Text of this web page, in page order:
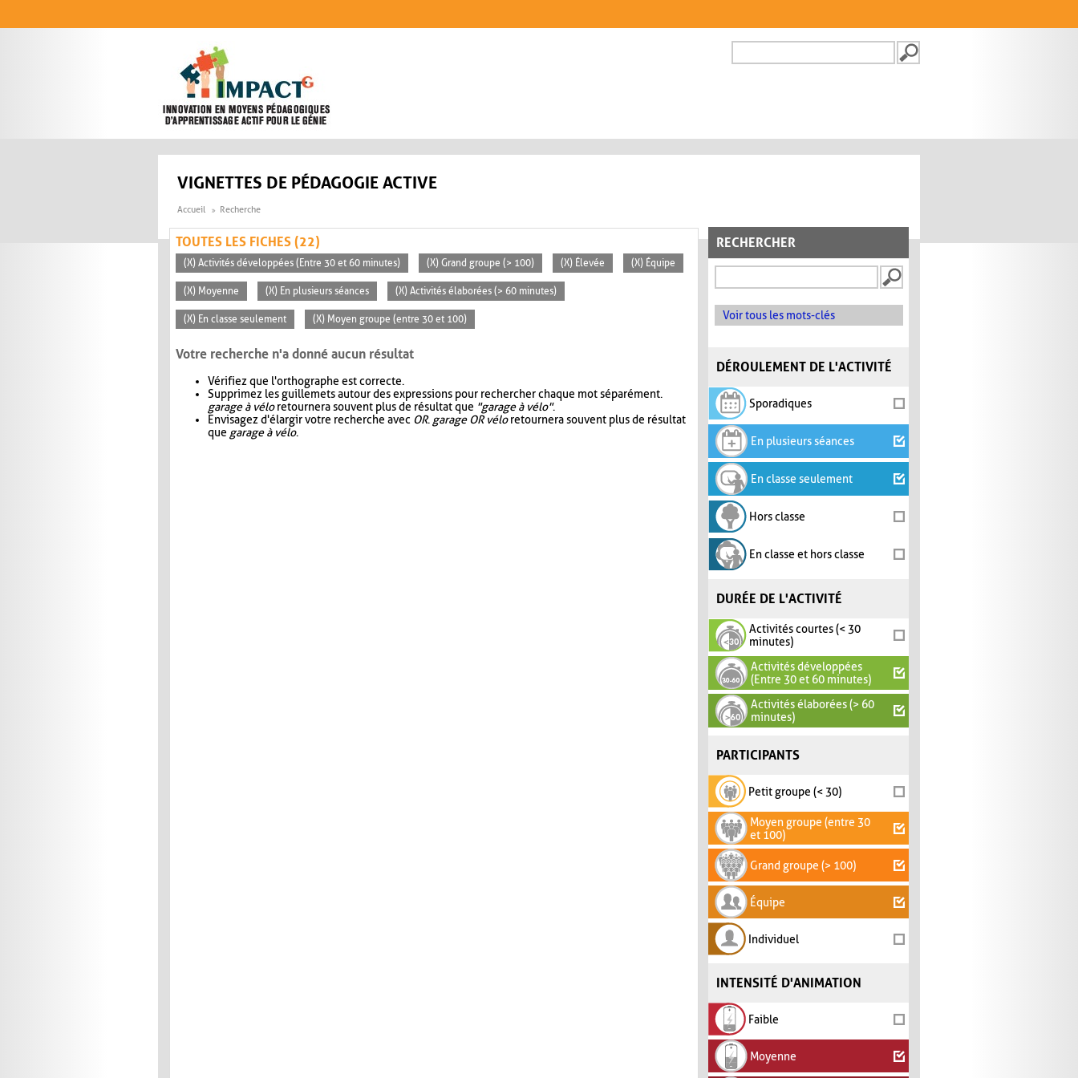
FORMULAIRE DE
VIGNETTES DE PÉDAGOGIE ACTIVE
Accueil Recherche
RECHERCHER
Voir tous les mots-clés
DÉROULEMENT DE L'ACTIVITÉ
Sporadiques
En plusieurs séances
En classe seulement
Hors classe
En classe et hors classe
DURÉE DE L'ACTIVITÉ
Activités courtes (< 30
minutes)
Activités développées
(Entre 30 et 60 minutes)
Activités élaborées (> 60
minutes)
PARTICIPANTS
Petit groupe (< 30)
Moyen groupe (entre 30
et 100)
Grand groupe (> 100)
Équipe
Individuel
INTENSITÉ D'ANIMATION
Faible
Moyenne
TOUTES LES FICHES (22)
(X) Activités développées (Entre 30 et 60 minutes) (X) Grand groupe (> 100) (X) Élevée (X) Équipe
(X) Moyenne (X) En plusieurs séances (X) Activités élaborées (> 60 minutes)
(X) En classe seulement (X) Moyen groupe (entre 30 et 100)
Votre recherche n'a donné aucun résultat
Vérifiez que l'orthographe est correcte.
Supprimez les guillemets autour des expressions pour rechercher chaque mot séparément.
garage à véloretournera souvent plus de résultat que "garage à vélo".
Envisagez d'élargir votre recherche avec OR. garage OR véloretournera souvent plus de résultat
que garage à vélo.